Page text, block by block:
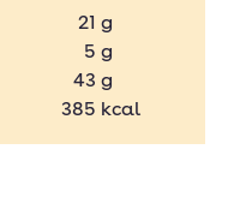
21 g
5 g
43 g
385 kcal